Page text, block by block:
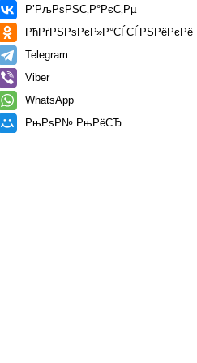
Р’РљРѕРЅС‚Р°РєС‚Рµ
РћРґРЅРѕРєР»Р°СЃСЃРЅРёРєРё
Telegram
Viber
WhatsApp
РњРѕР№ РњРёСЂ